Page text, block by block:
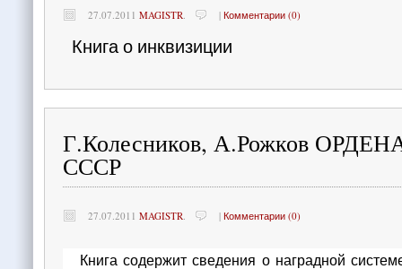
27.07.2011 MAGISTR. | Комментарии (0)
Книга о инквизиции
Г.Колесников, А.Рожков
СССР
27.07.2011 MAGISTR. | Комментарии (0)
Книга содержит сведения о наградной